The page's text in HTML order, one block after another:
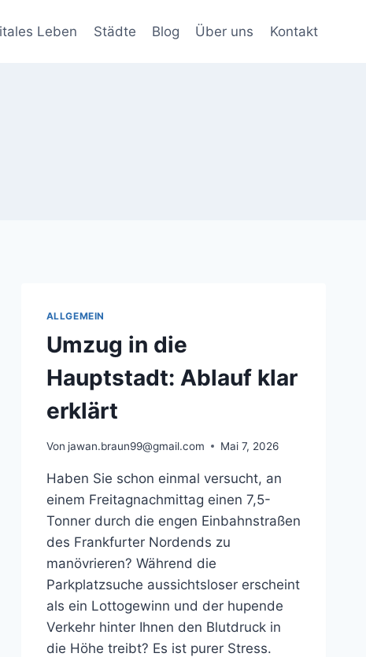
Leben Städte Blog Über uns Kontakt
ALLGEMEIN
Umzug in die
Hauptstadt: Ablauf klar
erklärt
Von jawan.braun99@gmail.com Mai 7, 2026
Haben Sie schon einmal versucht, an
einem Freitagnachmittag einen 7,5-
Tonner durch die engen Einbahnstraßen
des Frankfurter Nordends zu
manövrieren? Während die
Parkplatzsuche aussichtsloser erscheint
als ein Lottogewinn und der hupende
Verkehr hinter Ihnen den Blutdruck in
die Höhe treibt? Es ist purer Stress.